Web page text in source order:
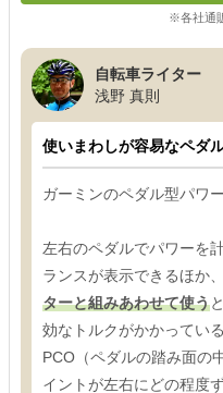
※各社通
自転車ライター
浅野 真則
使いまわしが容易なペダ
ガーミンのペダル型パワ
左右のペダルでパワーを
ランスが表示できるほか、
ターと組みあわせて使う
効なトルクがかかってい
PCO（ペダルの踏み面の
イントが左右にどの程度